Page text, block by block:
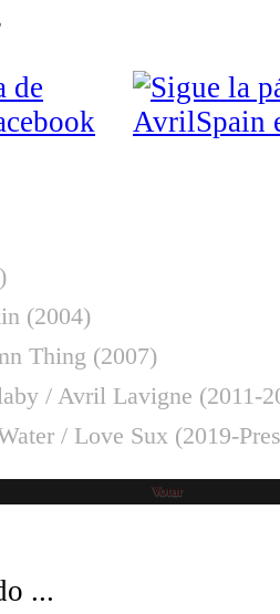
(2004)
Thing (2007)
/ Avril Lavigne (2011-
/ Love Sux (2019-
...